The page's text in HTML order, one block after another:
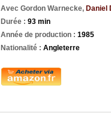
Avec Gordon Warnecke, Daniel
Durée : 93 min
Année de production : 1985
Nationalité : Angleterre